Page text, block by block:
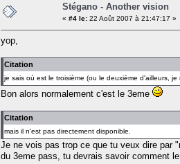
Stégano - Another vision
« #4 le: 22 Août 2007 à 21:47:17 »
yop,
Citation
je sais où est le troisième (ou le deuxième d'ailleurs,
Bon alors normalement c'est le 3eme
Citation
mais il n'est pas directement disponible.
Je ne vois pas trop ce que tu veux dire par
du 3eme pass, tu devrais savoir comment